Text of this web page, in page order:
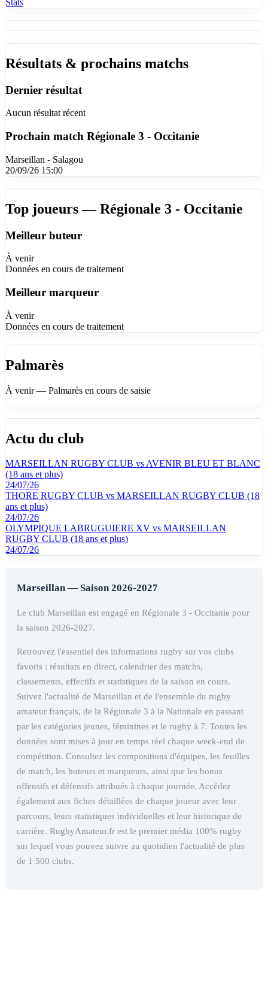
Résultats & prochains matchs
Dernier résultat
Aucun résultat récent
Prochain match Régionale 3 - Occitanie
Marseillan - Salagou
20/09/26 15:00
Top joueurs — Régionale 3 - Occitanie
Meilleur buteur
À venir
Données en cours de traitement
Meilleur marqueur
À venir
Données en cours de traitement
Palmarès
À venir — Palmarès en cours de saisie
Actu du club
MARSEILLAN RUGBY CLUB vs AVENIR BLEU ET BLANC
(18 ans et plus)
24/07/26
THORE RUGBY CLUB vs MARSEILLAN RUGBY CLUB (18
ans et plus)
24/07/26
OLYMPIQUE LABRUGUIERE XV vs MARSEILLAN
RUGBY CLUB (18 ans et plus)
24/07/26
Marseillan — Saison 2026-2027
Le club Marseillan est engagé en Régionale 3 - Occitanie pour
la saison 2026-2027.
Retrouvez l'essentiel des informations rugby sur vos clubs
favoris : résultats en direct, calendrier des matchs,
classements, effectifs et statistiques de la saison en cours.
Suivez l'actualité de Marseillan et de l'ensemble du rugby
amateur français, de la Régionale 3 à la Nationale en passant
par les catégories jeunes, féminines et le rugby à 7. Toutes les
données sont mises à jour en temps réel chaque week-end de
compétition. Consultez les compositions d'équipes, les feuilles
de match, les buteurs et marqueurs, ainsi que les bonus
offensifs et défensifs attribués à chaque journée. Accédez
également aux fiches détaillées de chaque joueur avec leur
parcours, leurs statistiques individuelles et leur historique de
carrière. RugbyAmateur.fr est le premier média 100% rugby
sur lequel vous pouvez suivre au quotidien l'actualité de plus
de 1 500 clubs.